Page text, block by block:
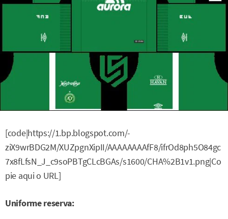
[code|https://1.bp.blogspot.com/-
ziX9wrBDG2M/XUZpgnXipII/AAAAAAAAfF8/ifrOd8ph5O84gc
7x8fLfsN_J_c9soPBTgCLcBGAs/s1600/CHA%2B1v1.png|Co
pie aqui o URL]
Uniforme reserva: